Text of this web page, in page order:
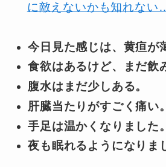
に敵えないかも知れない
今日見た感じは、黄疸が
食欲はあるけど、まだ飲
腹水はまだ少しある。
肝臓当たりがすごく痛い。
手足は温かくなりました。
夜も眠れるようになりま